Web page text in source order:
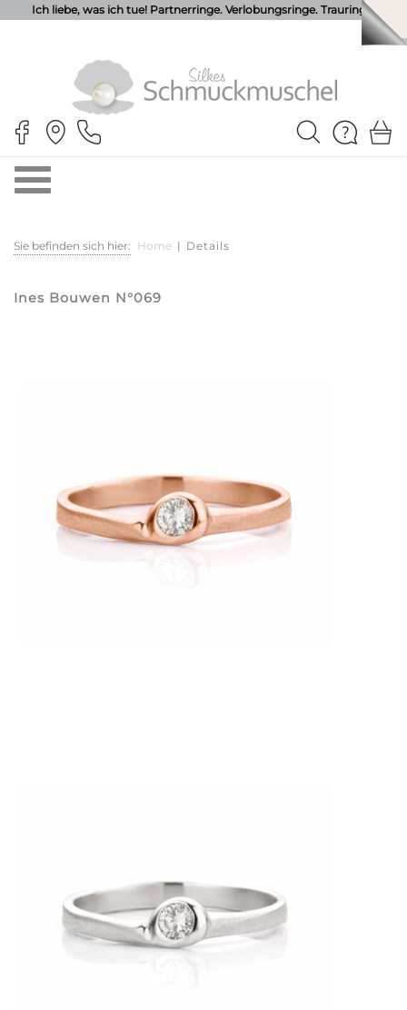
Ich liebe, was ich tue! Partnerringe. Verlobungsringe. Trauringe.
Sie befinden sich hier: Home | Details
Ines Bouwen N°069